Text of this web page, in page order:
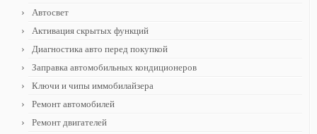
Автосвет
Активация скрытых функций
Диагностика авто перед покупкой
Заправка автомобильных кондиционеров
Ключи и чипы иммобилайзера
Ремонт автомобилей
Ремонт двигателей